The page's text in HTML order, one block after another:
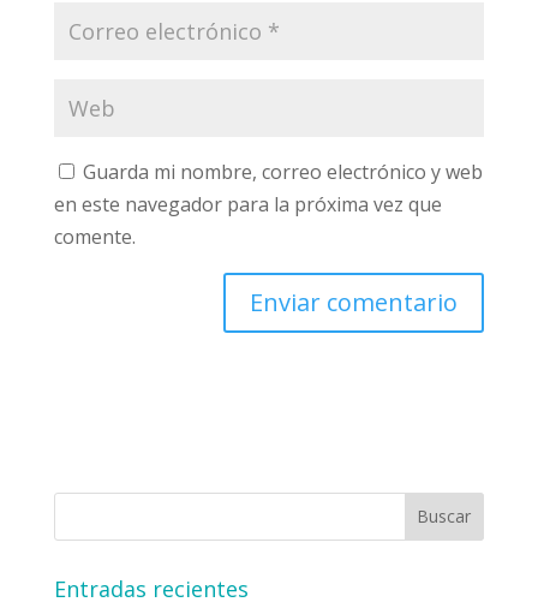
Guarda mi nombre, correo electrónico y web
en este navegador para la próxima vez que
comente.
Entradas recientes